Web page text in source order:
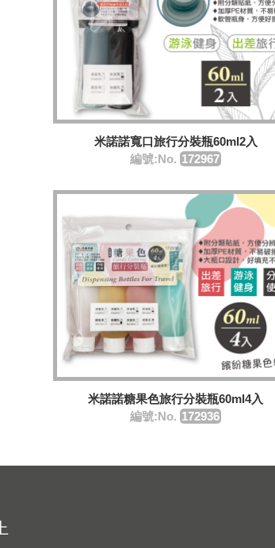
米諾諾寬口旅行分裝瓶60ml2入
編號:No. 172967
米諾諾糖果色旅行分裝瓶60ml4入
編號:No. 172936